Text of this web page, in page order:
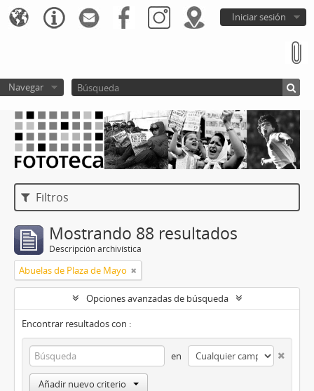
Iniciar sesión
Navegar
Filtros
Mostrando 88 resultados
Descripción archivística
Abuelas de Plaza de Mayo
Opciones avanzadas de búsqueda
Encontrar resultados con :
en
Añadir nuevo criterio